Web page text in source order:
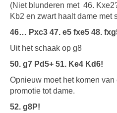
(Niet blunderen met 46.
Kb2 en zwart haalt dame met
46… Pxc3 47. e5 fxe5 48.
Uit het schaak op g8
50. g7 Pd5+ 51. Ke4 Kd6!
Opnieuw moet het komen
promotie tot dame.
52. g8P!